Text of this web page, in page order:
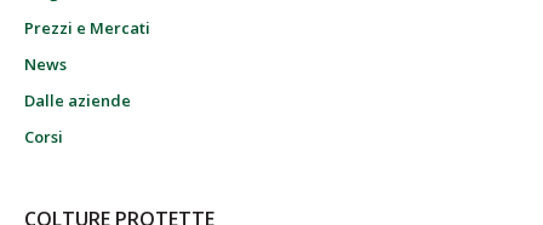
Prezzi e Mercati
News
Dalle aziende
Corsi
COLTURE PROTETTE